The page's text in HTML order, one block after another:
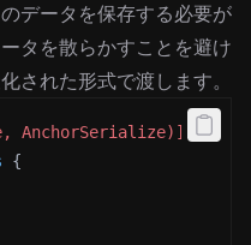
データを保存する必要が
タを散らかすことを避け
された形式で渡します。
AnchorSerialize)]
{